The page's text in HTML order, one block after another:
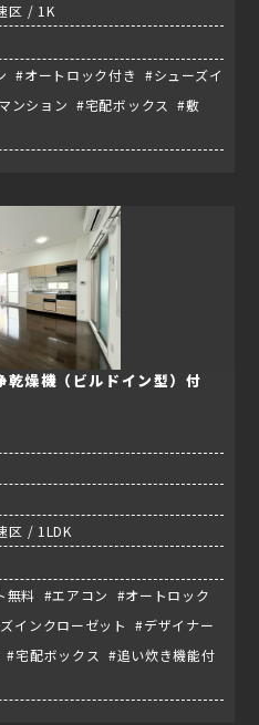
区 / 1K
#オートロック付き #シューズイ
ンション #宅配ボックス #敷
乾燥機（ビルドイン型）付
区 / 1LDK
無料 #エアコン #オートロック
インクローゼット #デザイナー
宅配ボックス #追い炊き機能付